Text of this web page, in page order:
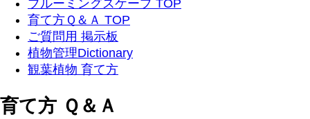
ブルーミングスケープ TOP
育て方Ｑ＆Ａ TOP
ご質問用 掲示板
植物管理Dictionary
観葉植物 育て方
育て方 Ｑ＆Ａ